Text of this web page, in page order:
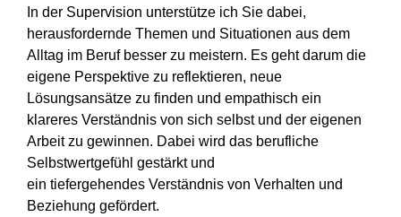
In der Supervision unterstütze ich Sie dabei,
herausfordernde Themen und Situationen aus dem
Alltag im Beruf besser zu meistern. Es geht darum die
eigene Perspektive zu reflektieren, neue
Lösungsansätze zu finden und empathisch ein
klareres Verständnis von sich selbst und der eigenen
Arbeit zu gewinnen. Dabei wird das berufliche
Selbstwertgefühl gestärkt und
ein tiefergehendes Verständnis von Verhalten und
Beziehung gefördert.